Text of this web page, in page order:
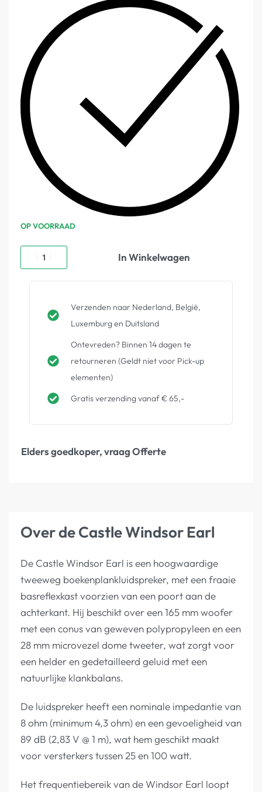
OP VOORRAAD
In Winkelwagen
Verzenden naar Nederland, België,
Luxemburg en Duitsland
Ontevreden? Binnen 14 dagen te
retourneren (Geldt niet voor Pick-up
elementen)
Gratis verzending vanaf € 65,-
Elders goedkoper, vraag Offerte
Over de Castle Windsor Earl
De Castle Windsor Earl is een hoogwaardige
tweeweg boekenplankluidspreker, met een fraaie
basreflexkast voorzien van een poort aan de
achterkant. Hij beschikt over een 165 mm woofer
met een conus van geweven polypropyleen en een
28 mm microvezel dome tweeter, wat zorgt voor
een helder en gedetailleerd geluid met een
natuurlijke klankbalans.
De luidspreker heeft een nominale impedantie van
8 ohm (minimum 4,3 ohm) en een gevoeligheid van
89 dB (2,83 V @ 1 m), wat hem geschikt maakt
voor versterkers tussen 25 en 100 watt.
Het frequentiebereik van de Windsor Earl loopt